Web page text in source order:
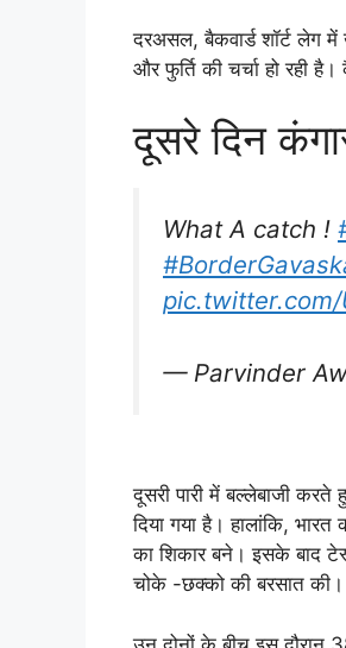
दरअसल, बैकवार्ड शॉर्ट लेग
और फुर्ति की चर्चा हो रही
दूसरे दिन
What A catch !
pic.twitter.com/
— Parvinder
दूसरी पारी में बल्लेबाजी
दिया गया है। हालांकि,
का शिकार बने। इसके बाद
चोके -छक्को की बरसात की।